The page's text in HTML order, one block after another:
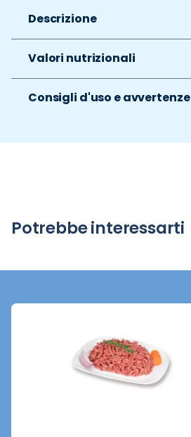
Descrizione
Valori nutrizionali
Consigli d'uso e avvertenze
Potrebbe interessarti